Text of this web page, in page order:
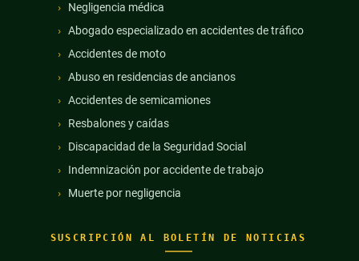
SUSCRIPCIÓN AL BOLETÍN DE NOTICIAS
Negligencia médica
Abogado especializado en accidentes de tráfico
Accidentes de moto
Abuso en residencias de ancianos
Accidentes de semicamiones
Resbalones y caídas
Discapacidad de la Seguridad Social
Indemnización por accidente de trabajo
Muerte por negligencia